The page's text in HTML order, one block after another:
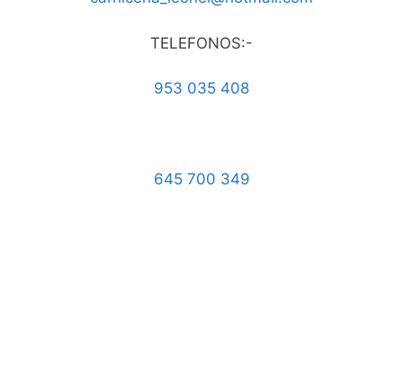
TELEFONOS:-
953 035 408
645 700 349